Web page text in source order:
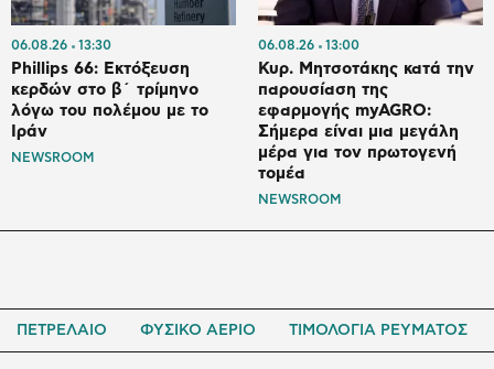
06.08.26 13:30
Phillips 66: Εκτόξευση
κερδών στο β΄ τρίμηνο
λόγω του πολέμου με το
Ιράν
NEWSROOM
06.08.26 13:00
Κυρ. Μητσοτάκης κατά την
παρουσίαση της
εφαρμογής myAGRO:
Σήμερα είναι μια μεγάλη
μέρα για τον πρωτογενή
τομέα
NEWSROOM
ΠΕΤΡΕΛΑΙΟ ΦΥΣΙΚΟ ΑΕΡΙΟ ΤΙΜΟΛΟΓΙΑ ΡΕΥΜΑΤΟΣ